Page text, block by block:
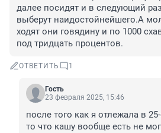
далее посидят и в следующий
выберут наидостойнейшего.А
ходят они говядину и по 1000
под тридцать процентов.
ОТВЕТИТЬ 1
Гость
23 февраля 2025, 15:46
после того как я отлежала в
то что кашу вообще есть не